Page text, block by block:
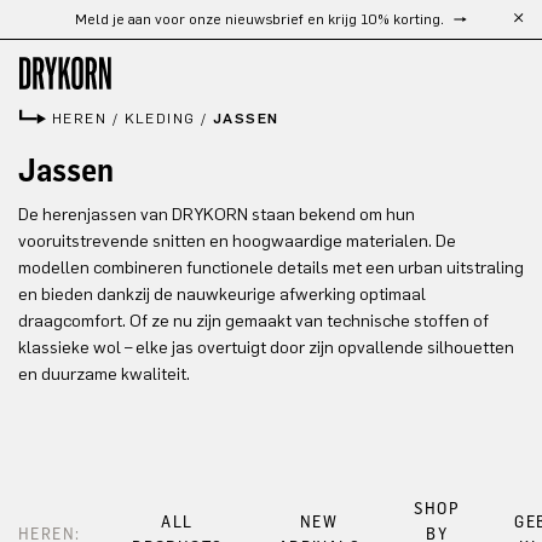
Ga naar de hoofdinhoud
Meld je aan voor onze nieuwsbrief en krijg 10% korting.
HEREN / KLEDING / JASSEN
Jassen
De herenjassen van DRYKORN staan bekend om hun
vooruitstrevende snitten en hoogwaardige materialen. De
modellen combineren functionele details met een urban uitstraling
en bieden dankzij de nauwkeurige afwerking optimaal
draagcomfort. Of ze nu zijn gemaakt van technische stoffen of
klassieke wol – elke jas overtuigt door zijn opvallende silhouetten
en duurzame kwaliteit.
HEREN:
ALL
NEW
SHOP
BY